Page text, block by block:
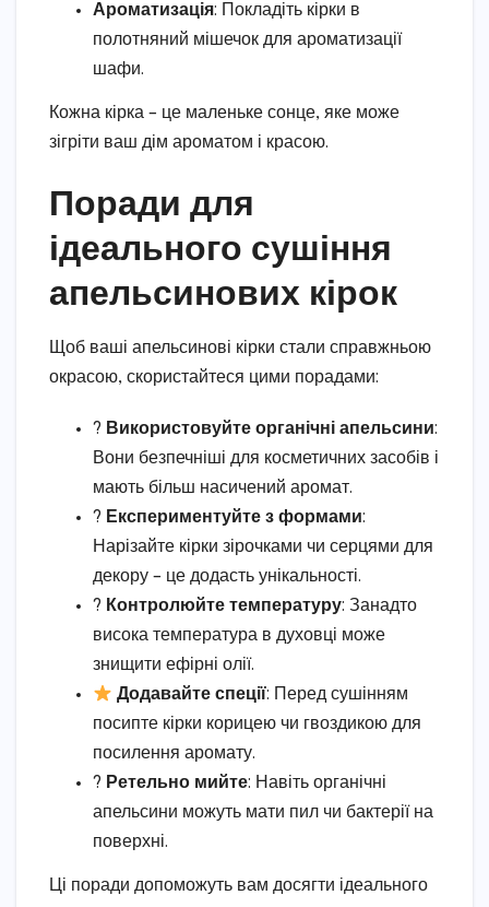
Ароматизація: Покладіть кірки в
полотняний мішечок для ароматизації
шафи.
Кожна кірка – це маленьке сонце, яке може
зігріти ваш дім ароматом і красою.
Поради для
ідеального сушіння
апельсинових кірок
Щоб ваші апельсинові кірки стали справжньою
окрасою, скористайтеся цими порадами:
? Використовуйте органічні апельсини:
Вони безпечніші для косметичних засобів і
мають більш насичений аромат.
? Експериментуйте з формами:
Нарізайте кірки зірочками чи серцями для
декору – це додасть унікальності.
? Контролюйте температуру: Занадто
висока температура в духовці може
знищити ефірні олії.
Додавайте спеції: Перед сушінням
посипте кірки корицею чи гвоздикою для
посилення аромату.
? Ретельно мийте: Навіть органічні
апельсини можуть мати пил чи бактерії на
поверхні.
Ці поради допоможуть вам досягти ідеального